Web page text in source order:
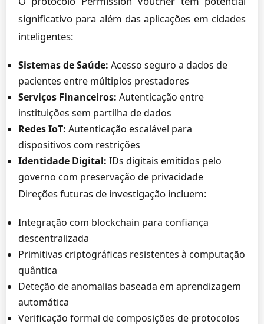
significativo para além das aplicações em cidades
inteligentes:
Sistemas de Saúde: Acesso seguro a dados de
pacientes entre múltiplos prestadores
Serviços Financeiros: Autenticação entre
instituições sem partilha de dados
Redes IoT: Autenticação escalável para
dispositivos com restrições
Identidade Digital: IDs digitais emitidos pelo
governo com preservação de privacidade
Direções futuras de investigação incluem:
Integração com blockchain para confiança
descentralizada
Primitivas criptográficas resistentes à computação
quântica
Deteção de anomalias baseada em aprendizagem
automática
Verificação formal de composições de protocolos